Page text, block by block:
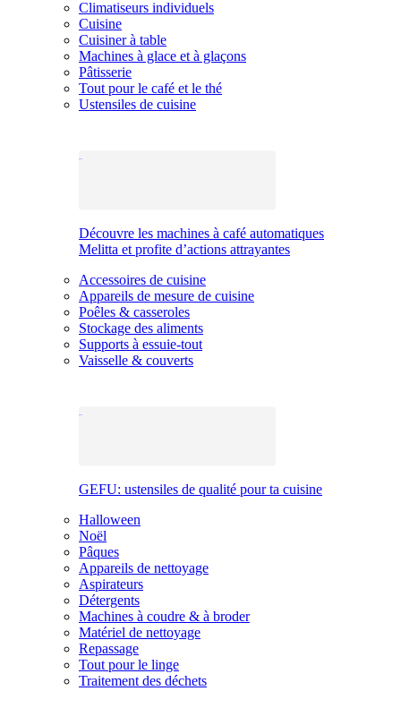
Climatiseurs individuels
Cuisine
Cuisiner à table
Machines à glace et à glaçons
Pâtisserie
Tout pour le café et le thé
Ustensiles de cuisine
Découvre les machines à café automatiques
Melitta et profite d’actions attrayantes
Accessoires de cuisine
Appareils de mesure de cuisine
Poêles & casseroles
Stockage des aliments
Supports à essuie-tout
Vaisselle & couverts
GEFU: ustensiles de qualité pour ta cuisine
Halloween
Noël
Pâques
Appareils de nettoyage
Aspirateurs
Détergents
Machines à coudre & à broder
Matériel de nettoyage
Repassage
Tout pour le linge
Traitement des déchets